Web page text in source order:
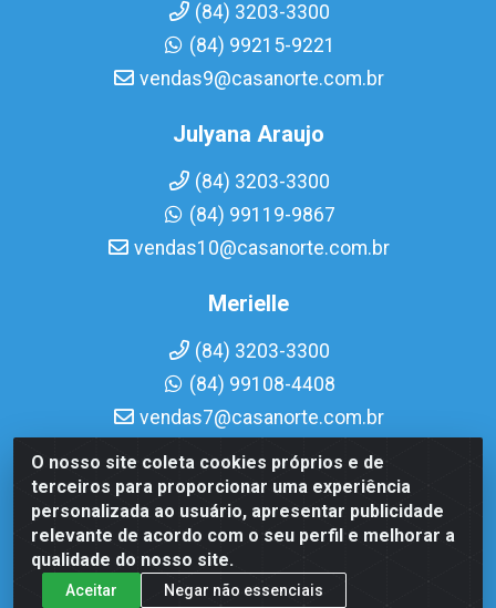
O nosso site coleta cookies próprios e de
terceiros para proporcionar uma experiência
personalizada ao usuário, apresentar publicidade
relevante de acordo com o seu perfil e melhorar a
qualidade do nosso site.
Aceitar Negar não essenciais
(84) 3203-3300
(84) 99215-9221
vendas9@casanorte.com.br
Julyana Araujo
(84) 3203-3300
(84) 99119-9867
vendas10@casanorte.com.br
Merielle
(84) 3203-3300
(84) 99108-4408
vendas7@casanorte.com.br
Casa Norte LTDA - Av. Interventor Mário Câmara, 1815 - Dix-
Sept Rosado, Natal/RN - CEP 59054-600 - CNPJ
08.713.513/0001-51